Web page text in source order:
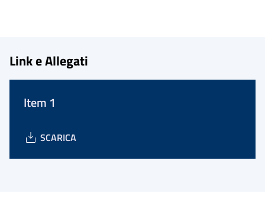
Link e Allegati
Item 1
SCARICA